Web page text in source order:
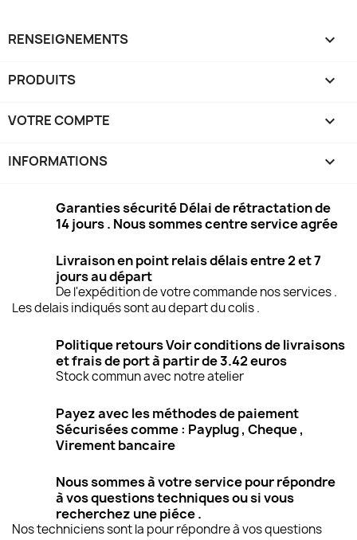
RENSEIGNEMENTS 
PRODUITS 
VOTRE COMPTE 
INFORMATIONS keyboard_arrow_down
Garanties sécurité Délai de rétractation de
14 jours . Nous sommes centre service agrée
Livraison en point relais délais entre 2 et 7
jours au départ
De l'expédition de votre commande nos services .
Les delais indiqués sont au depart du colis .
Politique retours Voir conditions de livraisons
et frais de port à partir de 3.42 euros
Stock commun avec notre atelier
Payez avec les méthodes de paiement
Sécurisées comme : Payplug , Cheque ,
Virement bancaire
Nous sommes à votre service pour répondre
à vos questions techniques ou si vous
recherchez une piéce .
Nos techniciens sont la pour répondre à vos questions